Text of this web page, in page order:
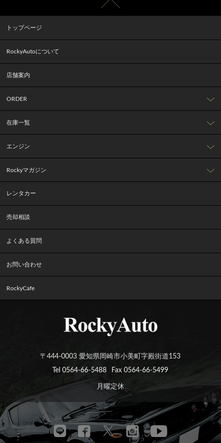
トップページ
RockyAutoについて
店舗案内
ORDER
在庫一覧
エンジン
Rockyマガジン
レンタカー
売却相談
よくある質問
お問い合わせ
RockyCafe
〒444-0003 愛知県岡崎市小美町字殿街道153
Tel 0564-66-5488
Fax 0564-66-5499
月曜定休